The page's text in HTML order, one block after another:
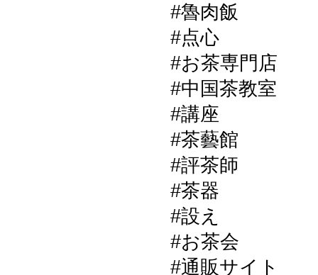
#魯肉飯
#点心
#お茶専門店
#中国茶教室
#講座
#茶藝館
#評茶師
#茶器
#設え
#お茶会
#通販サイト